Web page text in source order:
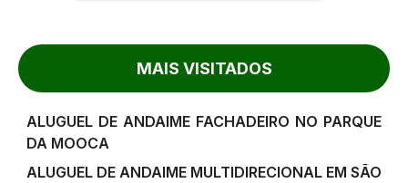
MAIS VISITADOS
ALUGUEL DE ANDAIME FACHADEIRO NO PARQUE
DA MOOCA
ALUGUEL DE ANDAIME MULTIDIRECIONAL EM SÃO